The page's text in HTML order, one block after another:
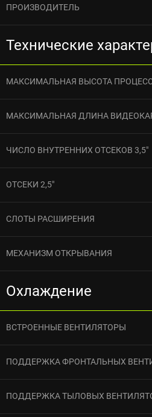
ПРОИЗВОДИТЕЛЬ
Технические
МАКСИМАЛЬНАЯ ВЫСОТА
МАКСИМАЛЬНАЯ ДЛИНА
ЧИСЛО ВНУТРЕННИХ ОТСЕКОВ 3,5"
ОТСЕКИ 2,5"
СЛОТЫ РАСШИРЕНИЯ
МЕХАНИЗМ ОТКРЫВАНИЯ
Охлаждение
ВСТРОЕННЫЕ ВЕНТИЛЯТОРЫ
ПОДДЕРЖКА ФРОНТАЛЬНЫХ
ПОДДЕРЖКА ТЫЛОВЫХ